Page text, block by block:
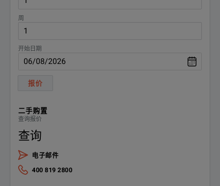
周
开始日期
报价
二手购置
查询报价
查询
电子邮件
400 819 2800